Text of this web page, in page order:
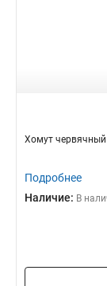
Хомут червячный
Подробнее
Наличие: В